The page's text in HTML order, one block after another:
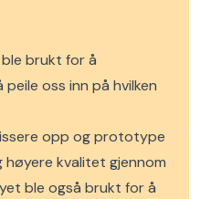
ble brukt for å
oss inn på hvilken
opp og prototype
høyere kvalitet gjennom
ble også brukt for å